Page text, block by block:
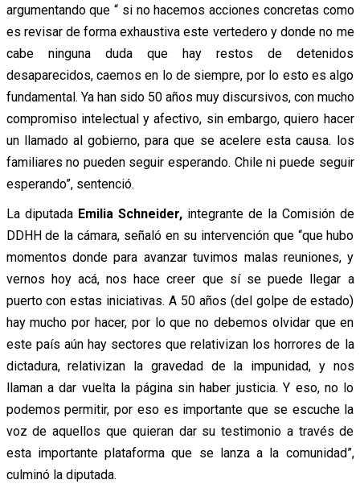
argumentando que “ si no hacemos acciones concretas como
es revisar de forma exhaustiva este vertedero y donde no me
cabe ninguna duda que hay restos de detenidos
desaparecidos, caemos en lo de siempre, por lo esto es algo
fundamental. Ya han sido 50 años muy discursivos, con mucho
compromiso intelectual y afectivo, sin embargo, quiero hacer
un llamado al gobierno, para que se acelere esta causa. los
familiares no pueden seguir esperando. Chile ni puede seguir
esperando”, sentenció.
La diputada Emilia Schneider,integrante de la Comisión de
DDHH de la cámara, señaló en su intervención que “que hubo
momentos donde para avanzar tuvimos malas reuniones, y
vernos hoy acá, nos hace creer que sí se puede llegar a
puerto con estas iniciativas. A 50 años (del golpe de estado)
hay mucho por hacer, por lo que no debemos olvidar que en
este país aún hay sectores que relativizan los horrores de la
dictadura, relativizan la gravedad de la impunidad, y nos
llaman a dar vuelta la página sin haber justicia. Y eso, no lo
podemos permitir, por eso es importante que se escuche la
voz de aquellos que quieran dar su testimonio a través de
esta importante plataforma que se lanza a la comunidad”,
culminó la diputada.